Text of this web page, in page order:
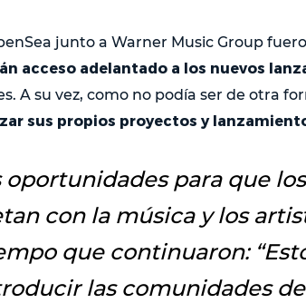
junto a Warner Music Group
acceso adelantado a los nuevos
A su vez, como no podía ser de otra
sus propios proyectos y
para que
con la música y los
que continuaron: “
las comunidades